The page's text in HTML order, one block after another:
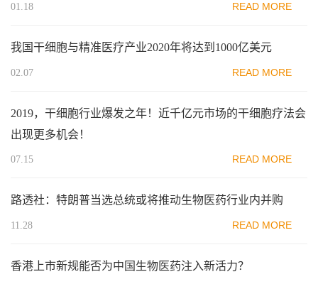
01.18 READ MORE
我国干细胞与精准医疗产业2020年将达到1000亿美元
02.07 READ MORE
2019，干细胞行业爆发之年！近千亿元市场的干细胞疗法会
出现更多机会！
07.15 READ MORE
路透社：特朗普当选总统或将推动生物医药行业内并购
11.28 READ MORE
香港上市新规能否为中国生物医药注入新活力？